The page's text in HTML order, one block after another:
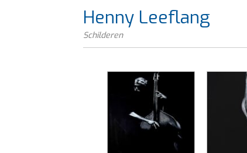
Henny Leeflang
Schilderen